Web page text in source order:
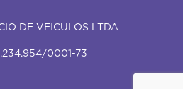
DE VEICULOS LTDA
0001-73